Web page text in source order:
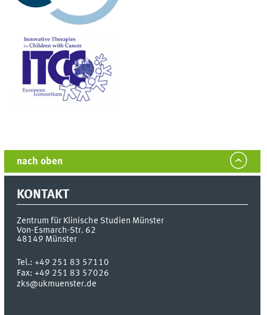
nach oben
KONTAKT
Zentrum für Klinische Studien Münster
Von-Esmarch-Str. 62
48149 Münster
Tel.:+49 251 83 57110
Fax:+49 251 83 57026
zks@ukmuenster.de